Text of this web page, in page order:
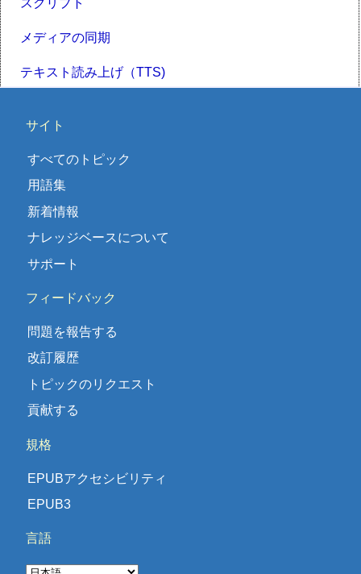
メディアの同期
テキスト読み上げ（TTS)
サイト
すべてのトピック
用語集
新着情報
ナレッジベースについて
サポート
フィードバック
問題を報告する
改訂履歴
トピックのリクエスト
貢献する
規格
EPUBアクセシビリティ
EPUB3
言語